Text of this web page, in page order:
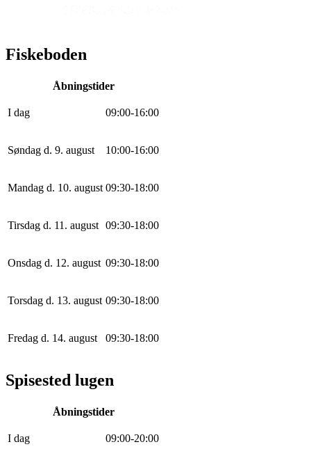
Fiskeboden
Åbningstider
I dag 09:00-16:00
Søndag d. 9. august 10:00-16:00
Mandag d. 10. august 09:30-18:00
Tirsdag d. 11. august 09:30-18:00
Onsdag d. 12. august 09:30-18:00
Torsdag d. 13. august 09:30-18:00
Fredag d. 14. august 09:30-18:00
Spisested lugen
Åbningstider
I dag 09:00-20:00